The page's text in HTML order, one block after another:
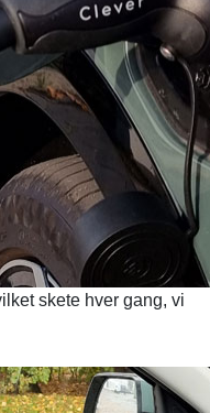
skete hver gang, vi